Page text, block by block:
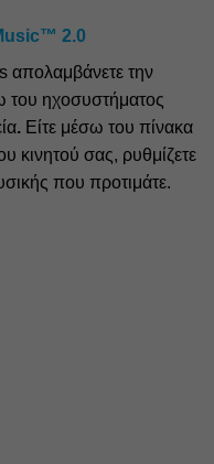
2.0
απολαμβάνετε την
του ηχοσυστήματος
. Είτε μέσω του πίνακα
κινητού σας, ρυθμίζετε
που προτιμάτε.